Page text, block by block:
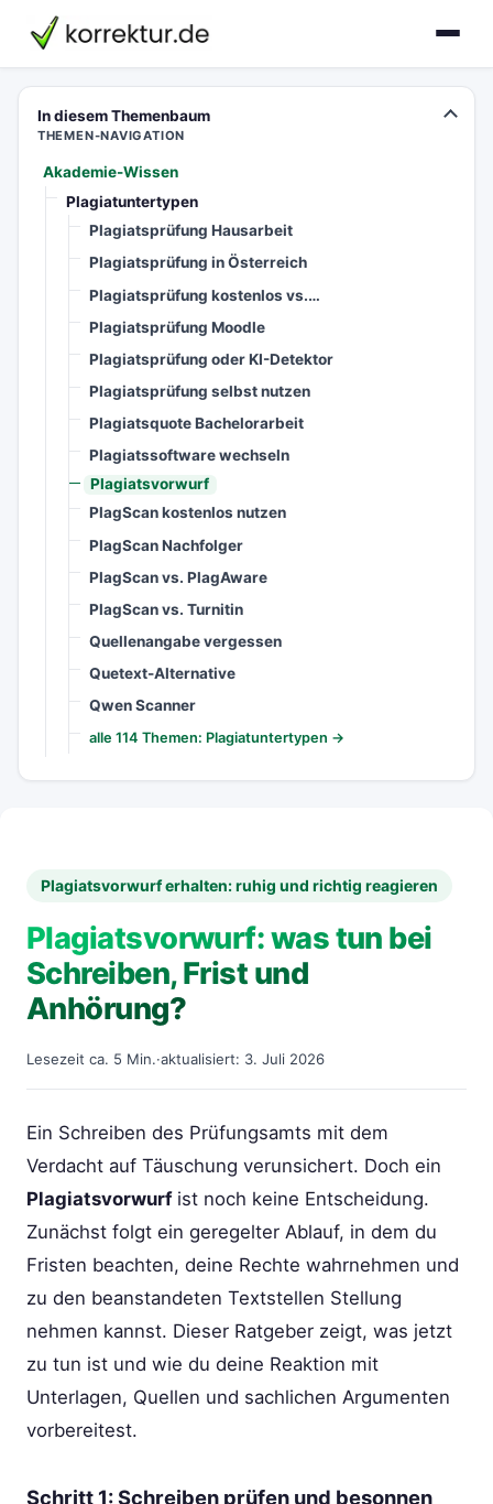
korrektur.de
In diesem Themenbaum
THEMEN-NAVIGATION
Akademie-Wissen
Plagiatuntertypen
Plagiatsprüfung Hausarbeit
Plagiatsprüfung in Österreich
Plagiatsprüfung kostenlos vs.…
Plagiatsprüfung Moodle
Plagiatsprüfung oder KI-Detektor
Plagiatsprüfung selbst nutzen
Plagiatsquote Bachelorarbeit
Plagiatssoftware wechseln
Plagiatsvorwurf
PlagScan kostenlos nutzen
PlagScan Nachfolger
PlagScan vs. PlagAware
PlagScan vs. Turnitin
Quellenangabe vergessen
Quetext-Alternative
Qwen Scanner
alle 114 Themen: Plagiatuntertypen →
Plagiatsvorwurf erhalten: ruhig und richtig reagieren
Plagiatsvorwurf: was tun bei
Schreiben, Frist und
Anhörung?
Lesezeit ca. 5 Min.·aktualisiert: 3. Juli 2026
Ein Schreiben des Prüfungsamts mit dem
Verdacht auf Täuschung verunsichert. Doch ein
Plagiatsvorwurfist noch keine Entscheidung.
Zunächst folgt ein geregelter Ablauf, in dem du
Fristen beachten, deine Rechte wahrnehmen und
zu den beanstandeten Textstellen Stellung
nehmen kannst. Dieser Ratgeber zeigt, was jetzt
zu tun ist und wie du deine Reaktion mit
Unterlagen, Quellen und sachlichen Argumenten
vorbereitest.
Schritt 1: Schreiben prüfen und besonnen